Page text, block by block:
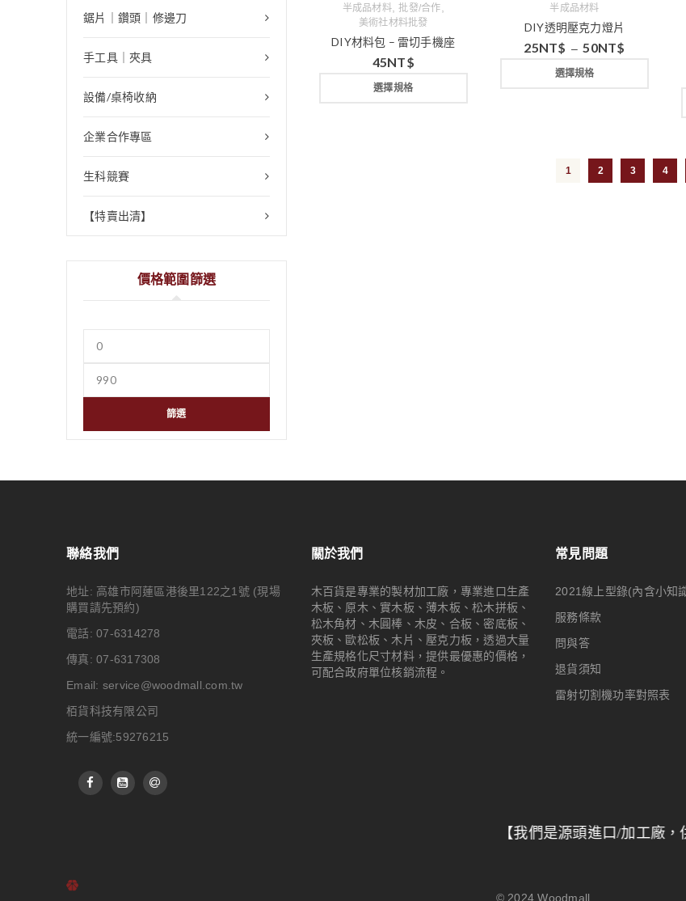
鋸片｜鑽頭｜修邊刀
手工具｜夾具
設備/桌椅收納
企業合作專區
生科競賽
【特賣出清】
價格範圍篩選
篩選
半成品材料,批發/合作
美術社材料批發
DIY材料包 – 雷切手機座
45NT$
選擇規格
半成品材料
DIY透明壓克力燈片
25NT$ – 50NT$
選擇規格
1 2 3 4
聯絡我們
地址: 高雄市阿蓮區港後里122之1號 (現場
購買請先預約)
電話: 07-6314278
傳真: 07-6317308
Email: service@woodmall.com.tw
栢貨科技有限公司
統一編號:59276215
關於我們
木百貨是專業的製材加工廠，專業進口生產
木板、原木、實木板、薄木板、松木拼板、
松木角材、木圓棒、木皮、合板、密底板、
夾板、歐松板、木片、壓克力板，透過大量
生產規格化尺寸材料，提供最優惠的價格，
可配合政府單位核銷流程。
常見問題
2021線上型錄(內含小知
服務條款
問與答
退貨須知
雷射切割機功率對照表
【我們是源頭進口/加工廠，供應全台
© 2024Woodmall